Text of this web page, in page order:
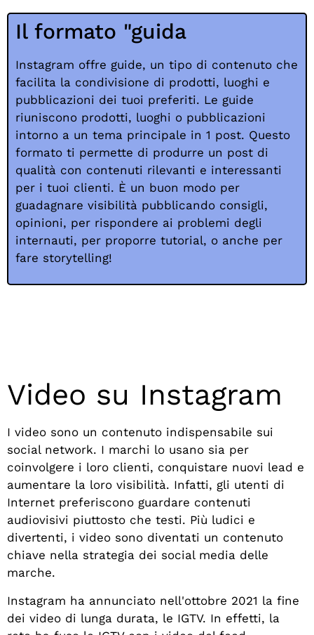
Il formato "guida
Instagram offre guide, un tipo di contenuto che
facilita la condivisione di prodotti, luoghi e
pubblicazioni dei tuoi preferiti. Le guide
riuniscono prodotti, luoghi o pubblicazioni
intorno a un tema principale in 1 post. Questo
formato ti permette di produrre un post di
qualità con contenuti rilevanti e interessanti
per i tuoi clienti. È un buon modo per
guadagnare visibilità pubblicando consigli,
opinioni, per rispondere ai problemi degli
internauti, per proporre tutorial, o anche per
fare storytelling!
Video su Instagram
I video sono un contenuto indispensabile sui
social network. I marchi lo usano sia per
coinvolgere i loro clienti, conquistare nuovi lead e
aumentare la loro visibilità. Infatti, gli utenti di
Internet preferiscono guardare contenuti
audiovisivi piuttosto che testi. Più ludici e
divertenti, i video sono diventati un contenuto
chiave nella strategia dei social media delle
marche.
Instagram ha annunciato nell'ottobre 2021 la fine
dei video di lunga durata, le IGTV. In effetti, la